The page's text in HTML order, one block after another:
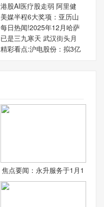
港股AI医疗股走弱 阿里健
美媒半程6大奖项：亚历山
每日热闻!2025年12月哈萨
已是三九寒天 武汉街头月
精彩看点:沪电股份：拟3亿
焦点要闻：永升服务于1月1